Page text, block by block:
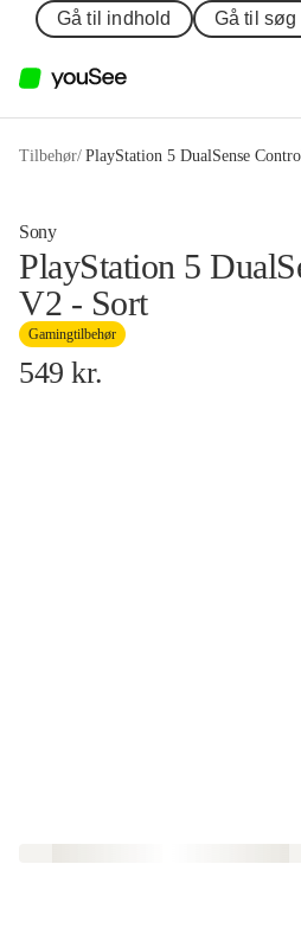
Gå til indhold Gå til søg
Tilbehør/ PlayStation 5 DualSense
Sony
PlayStation 5
V2 - Sort
Gamingtilbehør
549kr.